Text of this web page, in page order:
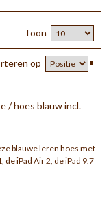
Toon
op
/ hoes blauw incl.
blauwe leren hoes met
de iPad Air 2, de iPad 9.7